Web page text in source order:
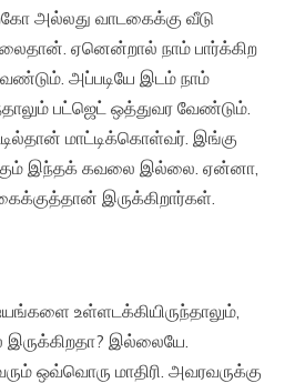
அல்லது வாடகைக்கு வீடு
ஏனென்றால் நாம் பார்க்கிற
அப்படியே இடம் நாம்
பட்ஜெட் ஒத்துவர வேண்டும்.
மாட்டிக்கொள்வர். இங்கு
இந்தக் கவலை இல்லை. ஏன்னா,
இருக்கிறார்கள்.
உள்ளடக்கியிருந்தாலும்,
இருக்கிறதா? இல்லையே.
ஒவ்வொரு மாதிரி. அவரவருக்கு